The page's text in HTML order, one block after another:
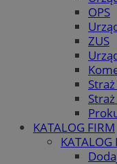
OPS
ZUS
KATALOG FIRM
KATALOG